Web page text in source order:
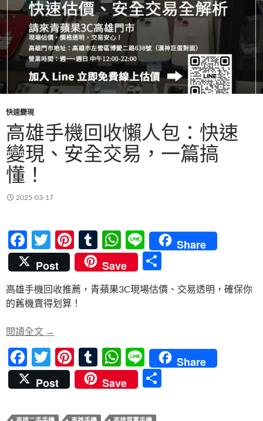
快速變現
高雄手機回收懶人包：快速
變現、安全交易，一篇搞
懂！
2025-03-17
F
ac
e
b
o
o
k
T
w
itt
er
Pi
nt
er
es
t
T
u
m
bl
W
h
at
s
p
Li
n
e
Share
Post
Save
享
高雄手機回收推薦，青蘋果3C現場估價、交易透明，確保你
的舊機賣得划算！
閱讀全文 高雄手機回收懶人包：快速變現、安全交易，一篇搞
→
F
ac
e
b
T
w
itt
er
Pi
nt
er
es
T
u
m
bl
W
h
at
s
Li
n
e
Share
Post
Save